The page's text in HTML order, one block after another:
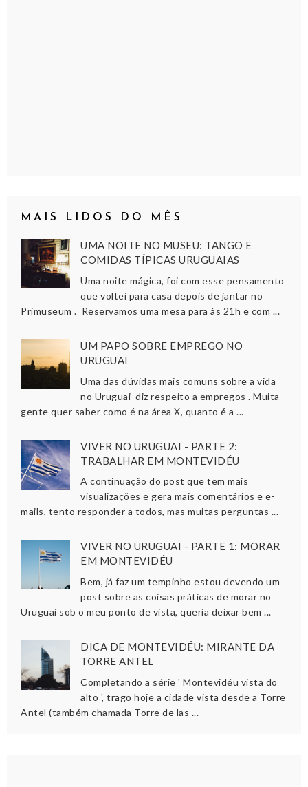
MAIS LIDOS DO MÊS
UMA NOITE NO MUSEU: TANGO E
COMIDAS TÍPICAS URUGUAIAS
Uma noite mágica, foi com esse pensamento
que voltei para casa depois de jantar no
Primuseum . Reservamos uma mesa para às 21h e com ...
UM PAPO SOBRE EMPREGO NO
URUGUAI
Uma das dúvidas mais comuns sobre a vida
no Uruguai diz respeito a empregos . Muita
gente quer saber como é na área X, quanto é a ...
VIVER NO URUGUAI - PARTE 2:
TRABALHAR EM MONTEVIDÉU
A continuação do post que tem mais
visualizações e gera mais comentários e e-
mails, tento responder a todos, mas muitas perguntas ...
VIVER NO URUGUAI - PARTE 1: MORAR
EM MONTEVIDÉU
Bem, já faz um tempinho estou devendo um
post sobre as coisas práticas de morar no
Uruguai sob o meu ponto de vista, queria deixar bem ...
DICA DE MONTEVIDÉU: MIRANTE DA
TORRE ANTEL
Completando a série ' Montevidéu vista do
alto ', trago hoje a cidade vista desde a Torre
Antel (também chamada Torre de las ...